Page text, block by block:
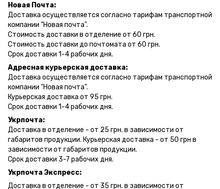
Новая Почта:
Доставка осуществляется согласно тарифам транспортной
компании "Новая почта".
Стоимость доставки в отделение от 60 грн.
Стоимость доставки до почтомата от 60 грн.
Срок доставки 1-4 рабочих дня.
Адресная курьерская доставка:
Доставка осуществляется согласно тарифам транспортной
компании "Новая почта".
Курьерская доставка от 95 грн.
Срок доставки 1-4 рабочих дня.
Укрпочта:
Доставка в отделение - от 25 грн. в зависимости от
габаритов продукции. Курьерская доставка - от 50 грн в
зависимости от габаритов продукции.
Срок доставки 3-7 рабочих дня.
Укрпочта Экспресс:
Доставка в отделение - от 35 грн. в зависимости от